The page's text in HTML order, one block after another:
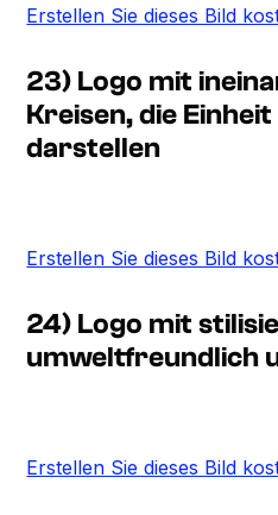
Erstellen Sie dieses Bild
23) Logo mit
Kreisen, die
darstellen
Erstellen Sie dieses Bild
24) Logo mit
umweltfreundlich
Erstellen Sie dieses Bild